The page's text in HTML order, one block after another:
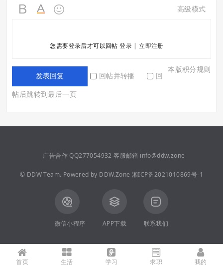
高级模式
您需要登录后才可以回帖登录|立即注册
本版积分规则
发表回复 回帖并转播
回
帖后跳转到最后一页
首页 生活 学习 求职 我的
广告合作 QQ277054932 客服邮箱 info@ddw.zone
© DDW Team. Powered by DDW.Zone 湘ICP备2021010869号-1
微信小程序 APP下载 联系我们